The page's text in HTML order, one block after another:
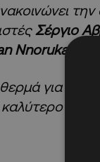
Σέργιο
Nnoruka,
για
σε